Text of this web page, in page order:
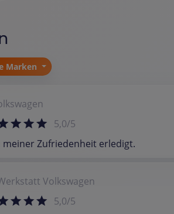
Marken
5,0/5
meiner Zufriedenheit erledigt.
Volkswagen
5,0/5